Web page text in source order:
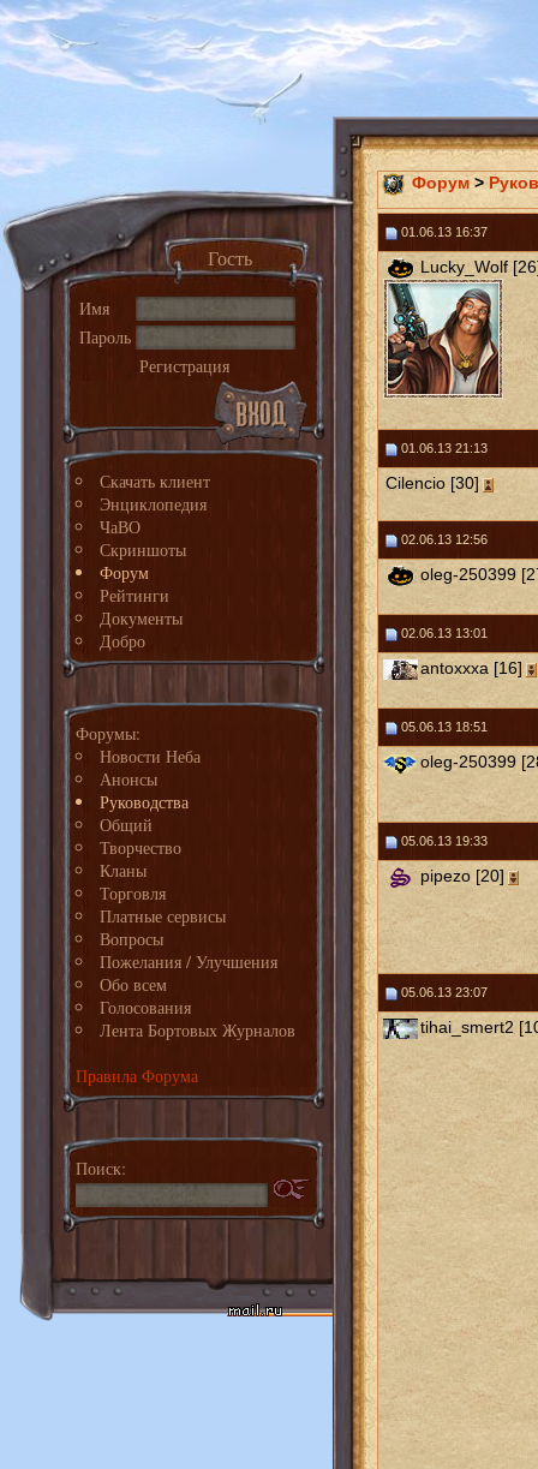
Гость
Имя
Пароль
Регистрация
Скачать клиент
Энциклопедия
ЧаВО
Скриншоты
Форум
Рейтинги
Документы
Добро
Форумы:
Новости Неба
Анонсы
Руководства
Общий
Творчество
Кланы
Торговля
Платные сервисы
Вопросы
Пожелания / Улучшения
Обо всем
Голосования
Лента Бортовых Журналов
Правила Форума
Поиск:
Форум >
01.06.13 16:37
Lucky_Wolf
01.06.13 21:13
Cilencio [30]
02.06.13 12:56
oleg-250399
02.06.13 13:01
antoxxxa [16]
05.06.13 18:51
oleg-250399
05.06.13 19:33
pipezo [20]
05.06.13 23:07
tihai_smert2